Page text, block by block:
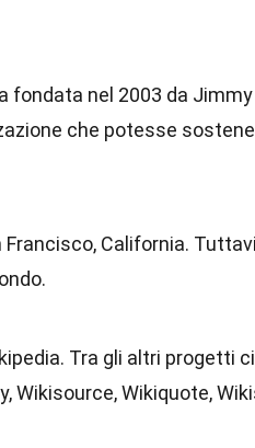
fondata nel 2003 da Jimmy
che potesse
California.
Tra gli altri progetti
Wikisource, Wikiquote,